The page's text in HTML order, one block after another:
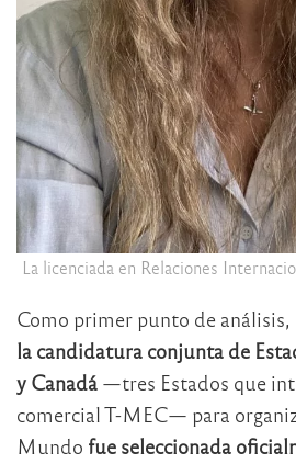
La licenciada en Relaciones
Como primer punto de
la candidatura conjunta de
y Canadá —tres Estados que
comercial T-MEC— para
Mundo fue seleccionada